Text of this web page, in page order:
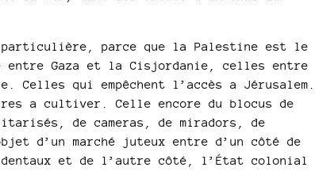
particulière, parce que la Palestine est le
Gaza et la Cisjordanie, celles entre
qui empêchent l’accès a Jérusalem.
a cultiver. Celle encore du blocus de
de cameras, de miradors, de
d’un marché juteux entre d’un côté de
et de l’autre côté, l’État colonial